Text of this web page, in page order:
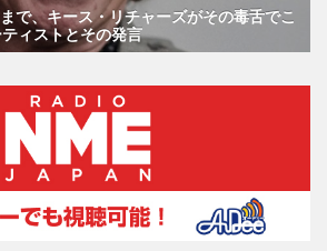
で、キース・リチャーズがその毒舌でこ
ィストとその発言